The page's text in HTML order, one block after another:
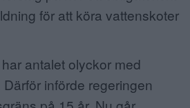
för att köra vattenskoter
antalet olyckor med
införde regeringen